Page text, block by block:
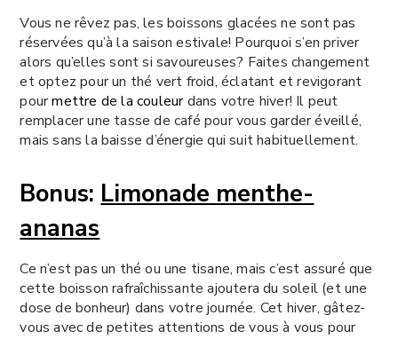
Vous ne rêvez pas, les boissons glacées ne sont pas
réservées qu’à la saison estivale! Pourquoi s’en priver
alors qu’elles sont si savoureuses? Faites changement
et optez pour un thé vert froid, éclatant et revigorant
pourmettre de la couleurdans votre hiver! Il peut
remplacer une tasse de café pour vous garder éveillé,
mais sans la baisse d’énergie qui suit habituellement.
Bonus: Limonade menthe-
ananas
Ce n’est pas un thé ou une tisane, mais c’est assuré que
cette boisson rafraîchissante ajoutera du soleil (et une
dose de bonheur) dans votre journée. Cet hiver, gâtez-
vous avec de petites attentions de vous à vous pour